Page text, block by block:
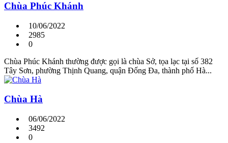
Chùa Phúc Khánh
10/06/2022
2985
0
Chùa Phúc Khánh thường được gọi là chùa Sở, tọa lạc tại số 382
Tây Sơn, phường Thịnh Quang, quận Đống Đa, thành phố Hà...
Chùa Hà
06/06/2022
3492
0